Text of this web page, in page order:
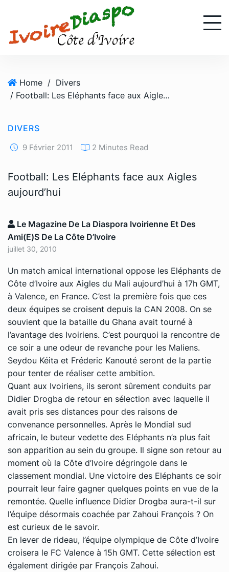
Home / Divers
/ Football: Les Eléphants face aux Aigles aujourd’hui
DIVERS
9 Février 2011 2 Minutes Read
Football: Les Eléphants face aux Aigles
aujourd’hui
Le Magazine De La Diaspora Ivoirienne Et Des
Ami(e)s De La Côte D’Ivoire
juillet 30, 2010
Un match amical international oppose les Eléphants de
Côte d’Ivoire aux Aigles du Mali aujourd’hui à 17h GMT,
à Valence, en France. C’est la première fois que ces
deux équipes se croisent depuis la CAN 2008. On se
souvient que la bataille du Ghana avait tourné à
l’avantage des Ivoiriens. C’est pourquoi la rencontre de
ce soir a une odeur de revanche pour les Maliens.
Seydou Kéita et Fréderic Kanouté seront de la partie
pour tenter de réaliser cette ambition.
Quant aux Ivoiriens, ils seront sûrement conduits par
Didier Drogba de retour en sélection avec laquelle il
avait pris ses distances pour des raisons de
convenance personnelles. Après le Mondial sud
africain, le buteur vedette des Eléphants n’a plus fait
son apparition au sein du groupe. Il signe son retour au
moment où la Côte d’Ivoire dégringole dans le
classement mondial. Une victoire des Eléphants ce soir
pourrait leur faire gagner quelques points en vue de la
remontée. Quelle influence Didier Drogba aura-t-il sur
l’équipe désormais coachée par Zahoui François ? On
est curieux de le savoir.
En lever de rideau, l’équipe olympique de Côte d’Ivoire
croisera le FC Valence à 15h GMT. Cette sélection est
également dirigée par François Zahoui.